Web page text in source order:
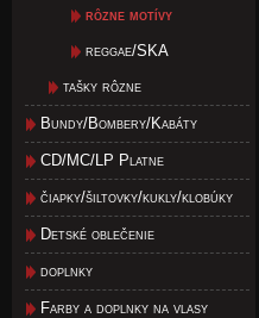
rôzne motívy
reggae/SKA
tašky rôzne
Bundy/Bombery/Kabáty
CD/MC/LP Platne
čiapky/šiltovky/kukly/klobúky
Detské oblečenie
doplnky
Farby a doplnky na vlasy